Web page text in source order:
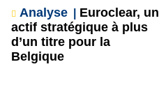
Analyse
Euroclear, un
actif stratégique à plus
d’un titre pour la
Belgique